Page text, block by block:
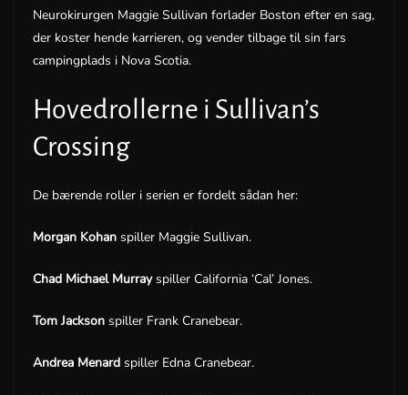
Neurokirurgen Maggie Sullivan forlader Boston efter en sag,
der koster hende karrieren, og vender tilbage til sin fars
campingplads i Nova Scotia.
Hovedrollerne i Sullivan’s
Crossing
De bærende roller i serien er fordelt sådan her:
Morgan Kohan spiller Maggie Sullivan.
Chad Michael Murrayspiller California ‘Cal’ Jones.
Tom Jackson spiller Frank Cranebear.
Andrea Menard spiller Edna Cranebear.